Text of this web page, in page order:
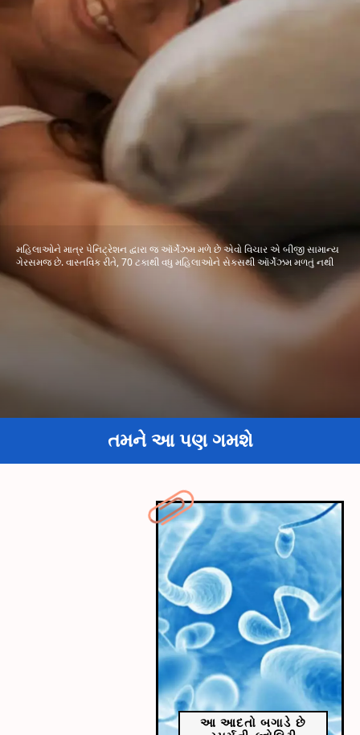
મહિલાઓને માત્ર પેનિટ્રેશન દ્વારા જ ઑર્ગેઝમ મળે છે એવો વિચાર એ બીજી સામાન્ય
ગેરસમજ છે. વાસ્તવિક રીતે, 70 ટકાથી વધુ મહિલાઓને સેક્સથી ઑર્ગેઝમ મળતું નથી
તમને આ પણ ગમશે
આ આદતો બગાડે છે